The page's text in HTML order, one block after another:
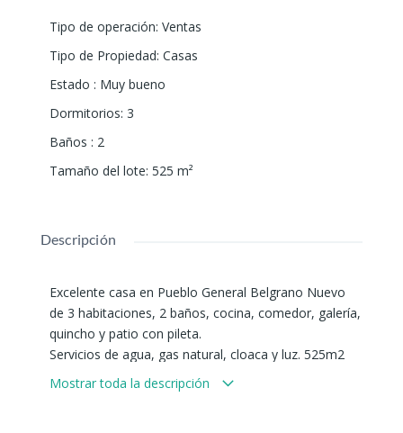
Tipo de operación: Ventas
Tipo de Propiedad: Casas
Estado : Muy bueno
Dormitorios: 3
Baños : 2
Tamaño del lote: 525 m²
Descripción
Excelente casa en Pueblo General Belgrano Nuevo
de 3 habitaciones, 2 baños, cocina, comedor, galería,
quincho y patio con pileta.
Servicios de agua, gas natural, cloaca y luz. 525m2
totales.
Mostrar toda la descripción